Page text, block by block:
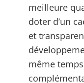
meilleure
doter d’un
et
même